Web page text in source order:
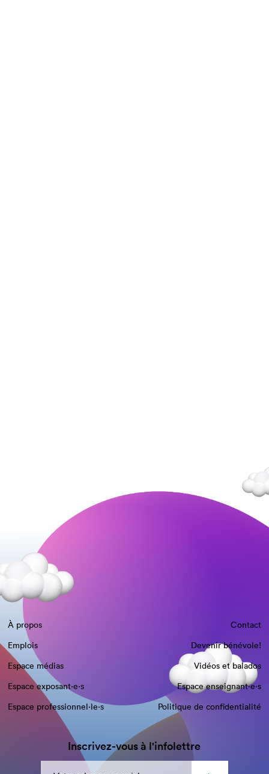
À propos
Contact
Emplois
Devenir bénévole!
Espace médias
Vidéos et balados
Espace exposant·e⋅s
Espace enseignant·e⋅s
Espace professionnel·le⋅s
Politique de confidentialité
Inscrivez-vous à l'infolettre